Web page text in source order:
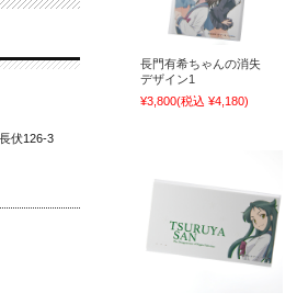
長門有希ちゃんの消失
デザイン1
¥3,800(税込 ¥4,180)
伏126-3